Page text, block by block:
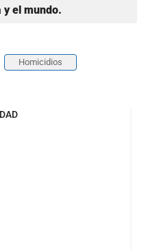
el mundo.
Homicidios